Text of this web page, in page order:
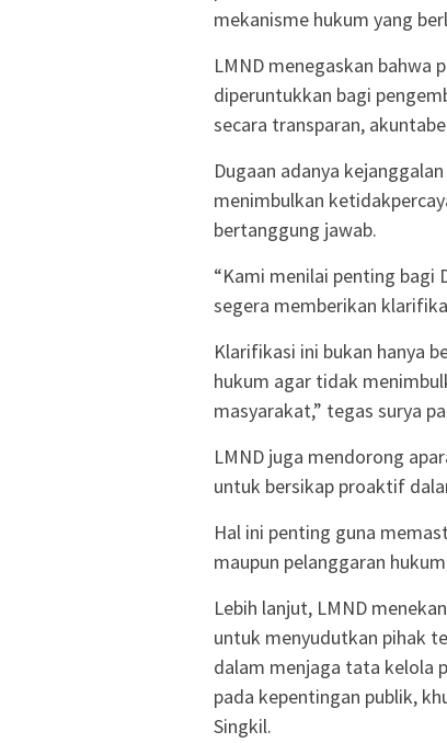
mekanisme hukum yang
LMND menegaskan bahwa
diperuntukkan bagi
secara transparan,
Dugaan adanya
menimbulkan
bertanggung jawab.
“Kami menilai penting bagi
segera memberikan
Klarifikasi ini bukan hanya
hukum agar tidak
masyarakat,” tegas surya
LMND juga mendorong
untuk bersikap proaktif
Hal ini penting guna
maupun pelanggaran
Lebih lanjut, LMND
untuk menyudutkan pihak
dalam menjaga tata kelola
pada kepentingan publik,
Singkil.